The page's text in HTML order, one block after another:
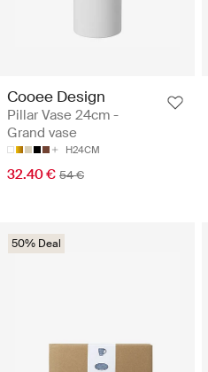
Cooee Design
Pillar Vase 24cm -
Grand vase
H24CM
32.40 € 54 €
50% Deal